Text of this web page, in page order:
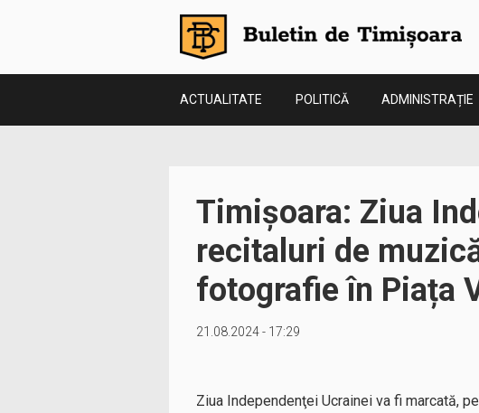
ACTUALITATE POLITICĂ ADMINISTRAȚIE
Timișoara: Ziua
recitaluri de
fotografie în Piața
21.08.2024 - 17:29
Ziua Independenţei Ucrainei va fi marcată,